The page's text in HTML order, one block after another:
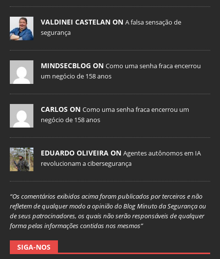
VALDINEI CASTELAN ON A falsa sensação de
segurança
MINDSECBLOG ON Como uma senha fraca encerrou
um negócio de 158 anos
CARLOS ON Como uma senha fraca encerrou um
negócio de 158 anos
EDUARDO OLIVEIRA ON Agentes autônomos em IA
revolucionam a cibersegurança
“Os comentários exibidos acima foram publicados por terceiros e não
refletem de qualquer modo a opinião do Blog Minuto da Segurança ou
de seus patrocinadores, os quais não serão responsáveis de qualquer
forma pelas informações contidas nos mesmos”
SIGA-NOS